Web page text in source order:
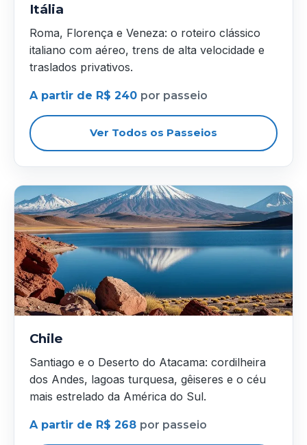
Itália
Roma, Florença e Veneza: o roteiro clássico
italiano com aéreo, trens de alta velocidade e
traslados privativos.
A partir de R$ 240 por passeio
Ver Todos os Passeios
Chile
Santiago e o Deserto do Atacama: cordilheira
dos Andes, lagoas turquesa, gêiseres e o céu
mais estrelado da América do Sul.
A partir de R$ 268 por passeio